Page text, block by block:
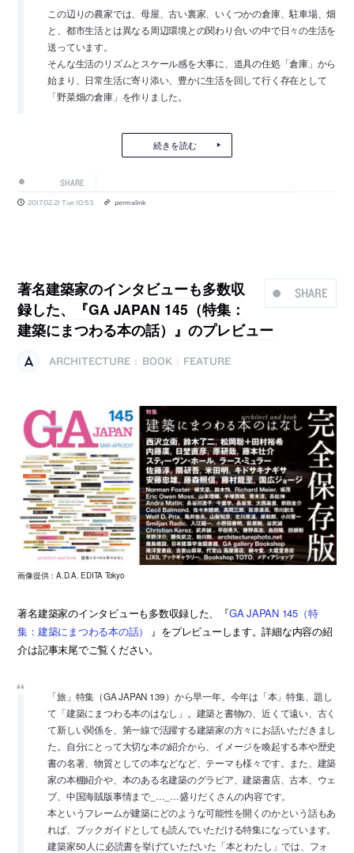
この辺りの農家では、母屋、古い裏家、いくつかの倉庫、駐車場、畑
と、都市生活とは異なる周辺環境との関わり合いの中で日々の生活を
送っています。
そんな生活のリズムとスケール感を大事に、道具の住処「倉庫」から
始まり、日常生活に寄り添い、豊かに生活を回して行く存在として
「野菜畑の倉庫」を作りました。
続きを読む
SHARE
2017.02.21 Tue 10:53 permalink
SHARE
著名建築家のインタビューも多数収
録した、『GA JAPAN 145（特集：
建築にまつわる本の話）』のプレビュー
ARCHITECTURE BOOK FEATURE
画像提供：A.D.A. EDITA Tokyo
著名建築家のインタビューも多数収録した、『GA JAPAN 145（特
集：建築にまつわる本の話）
』をプレビューします。詳細な内容の紹
介は記事末尾でご覧ください。
「旅」特集（GA JAPAN 139）から早一年。今年は「本」特集、題し
て「建築にまつわる本のはなし」。建築と書物の、近くて遠い、古く
て新しい関係を、第一線で活躍する建築家の方々にお話いただきまし
た。自分にとって大切な本の紹介から、イメージを喚起する本や歴史
書の名著、物質としての本などなど、テーマも様々です。また、建築
家の本棚紹介や、本のある名建築のグラビア、建築書店、古本、ウェ
ブ、中国海賊版事情まで_…_…盛りだくさんの内容です。
本というフレームが建築にどのような可能性を開くのかという話もあ
れば、ブックガイドとしても読んでいただける特集になっています。
建築家50人に必読書を挙げていただいた「本とわたし」では、フォ